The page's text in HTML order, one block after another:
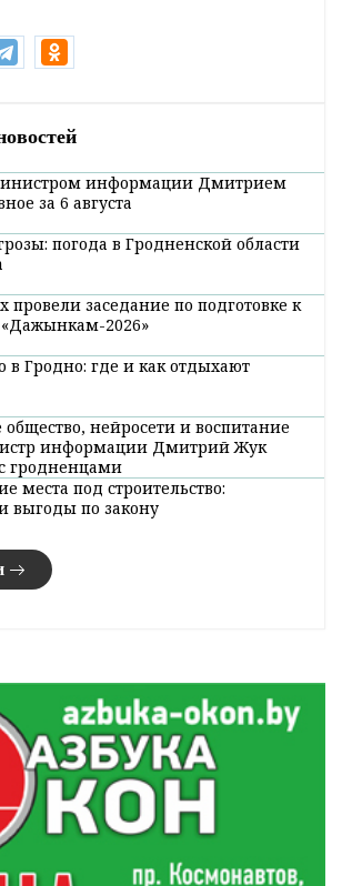
информации Дмитрием
за 6 августа
погода в Гродненской области
провели заседание по подготовке к
2026»
в Гродно: где и как отдыхают
общество, нейросети и воспитание
информации Дмитрий Жук
гродненцами
места под строительство:
выгоды по закону